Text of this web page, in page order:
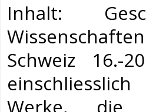
‎Inhalt:
Schweiz 16.-
Werke, die